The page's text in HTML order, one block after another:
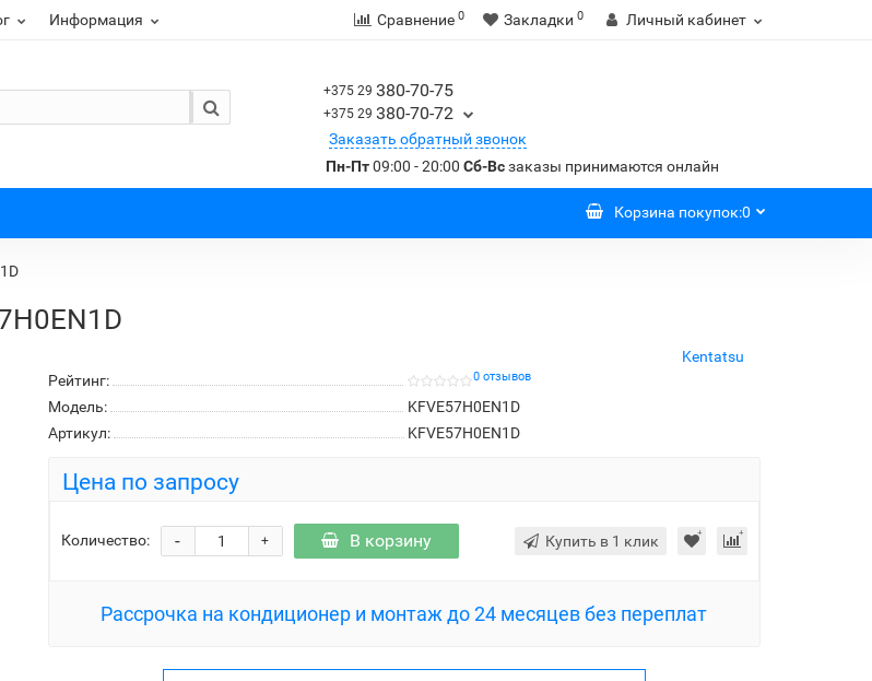
Информация Сравнение 0 Закладки 0 Личный кабинет
+375 29 380-70-75
+375 29 380-70-72
Заказать обратный звонок
Пн-Пт09:00 - 20:00 Сб-Всзаказы принимаются онлайн
Корзина покупок:0
Kentatsu
Рейтинг:
0 отзывов
Модель:
KFVE57H0EN1D
Артикул:
KFVE57H0EN1D
Цена по запросу
Количество: +
- В корзину Купить в 1 клик
Рассрочка на кондиционер и монтаж до 24 месяцев без переплат